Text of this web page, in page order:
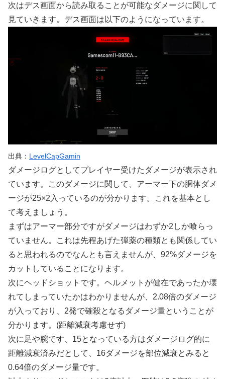
次はデス画面から読み取ることが可能なダメージに関して
見ていきます。デス画面は以下のようになっています。
出典： LevelCapGamin
ダメージログとしてプレイヤー受けたダメージが表示され
ています。このダメージに関して、アーマー下の胴体ダメ
ージが25×2入っているのが分かります。これを基本とし
て考えましょう。
まずはアーマー部分ですがダメージはわずか2しか喰らっ
ていません。これは先程あげた弾薬の種類とも関係してい
ると思われるのでなんとも言えませんが、92%ダメージを
カットしていることになります。
次にヘッドショットです。ヘルメットが健在であったか壊
れてしまっていたかはわかりませんが、2.08倍のダメージ
が入っており、2発で確殺となるダメージ量ということが
分かります。(距離減衰考慮せず)
次に足や腕です、15となっている方はダメージログ的に
距離減衰済みだとして、16ダメージを部位減衰とみると
0.64倍のダメージ量です。